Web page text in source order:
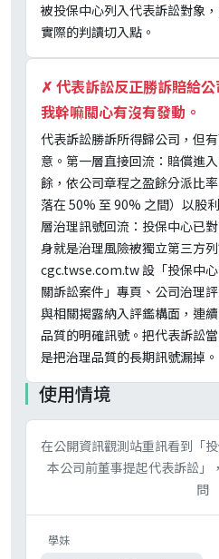
被投保中心列入代表訴訟對象
實際的判讀切入點。
✗ 代表訴訟反正勝訴賠給
我幹嘛關心有沒有發動。
代表訴訟勝訴所得歸公司，但
意。第一層直接回流：賠償進
餘，依公司章程之盈餘分派比
落在 50% 至 90% 之間）以股
層治理訊號回流：投保中心已
身就是治理風險被獨立第三方
cgc.twse.com.tw 設「投保中
關訴訟案件」專頁、公司治理
與相關揭露納入評鑑構面，連
品質的明確訊號。把代表訴訟
是把治理品質的長期訊號漏掉。
使用情境
在公開資訊觀測站重訊看到「
本公司前董事提起代表訴訟」
問
學妹